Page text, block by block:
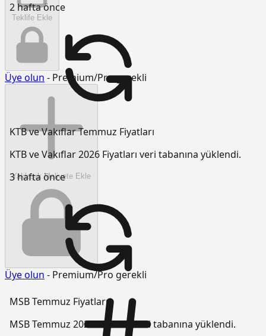
2 hafta önce
KTB ve Vakıflar Temmuz Fiyatları
KTB ve Vakıflar 2026 Fiyatları veri tabanına yüklendi.
3 hafta önce
MSB Temmuz Fiyatları
MSB Temmuz 2026 Fiyatları veri tabanına yüklendi.
Teklife Ekle
Üye olun - Premium/Pro gerekli
Yaklaşık Maliyete Ekle
Üye olun - Premium/Pro gerekli